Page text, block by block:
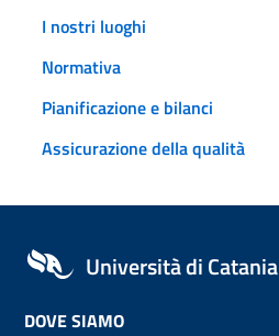
I nostri luoghi
Normativa
Pianificazione e bilanci
Assicurazione della qualità
Università di Catania
DOVE SIAMO